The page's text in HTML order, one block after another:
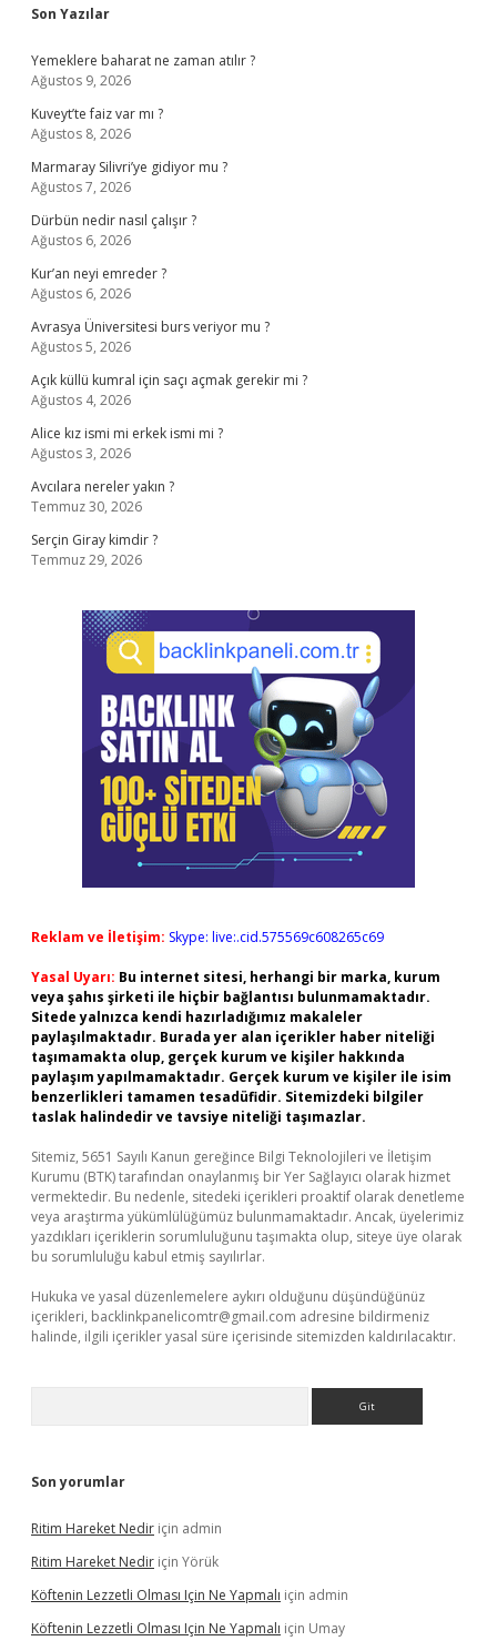
Sidebar
Son Yazılar
Yemeklere baharat ne zaman atılır ?
Ağustos 9, 2026
Kuveyt’te faiz var mı ?
Ağustos 8, 2026
Marmaray Silivri’ye gidiyor mu ?
Ağustos 7, 2026
Dürbün nedir nasıl çalışır ?
Ağustos 6, 2026
Kur’an neyi emreder ?
Ağustos 6, 2026
Avrasya Üniversitesi burs veriyor mu ?
Ağustos 5, 2026
Açık küllü kumral için saçı açmak gerekir mi ?
Ağustos 4, 2026
Alice kız ismi mi erkek ismi mi ?
Ağustos 3, 2026
Avcılara nereler yakın ?
Temmuz 30, 2026
Serçin Giray kimdir ?
Temmuz 29, 2026
Reklam ve İletişim: Skype: live:.cid.575569c608265c69
Yasal Uyarı: Bu internet sitesi, herhangi bir marka, kurum
veya şahıs şirketi ile hiçbir bağlantısı bulunmamaktadır.
Sitede yalnızca kendi hazırladığımız makaleler
paylaşılmaktadır. Burada yer alan içerikler haber niteliği
taşımamakta olup, gerçek kurum ve kişiler hakkında
paylaşım yapılmamaktadır. Gerçek kurum ve kişiler ile isim
benzerlikleri tamamen tesadüfidir. Sitemizdeki bilgiler
taslak halindedir ve tavsiye niteliği taşımazlar.
Sitemiz, 5651 Sayılı Kanun gereğince Bilgi Teknolojileri ve İletişim
Kurumu (BTK) tarafından onaylanmış bir Yer Sağlayıcı olarak hizmet
vermektedir. Bu nedenle, sitedeki içerikleri proaktif olarak denetleme
veya araştırma yükümlülüğümüz bulunmamaktadır. Ancak, üyelerimiz
yazdıkları içeriklerin sorumluluğunu taşımakta olup, siteye üye olarak
bu sorumluluğu kabul etmiş sayılırlar.
Hukuka ve yasal düzenlemelere aykırı olduğunu düşündüğünüz
içerikleri, backlinkpanelicomtr@gmail.com adresine bildirmeniz
halinde, ilgili içerikler yasal süre içerisinde sitemizden kaldırılacaktır.
Son yorumlar
Ritim Hareket Nedir için admin
Ritim Hareket Nedir için Yörük
Köftenin Lezzetli Olması Için Ne Yapmalı için admin
Köftenin Lezzetli Olması Için Ne Yapmalı için Umay